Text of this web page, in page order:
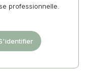
professionnelle.